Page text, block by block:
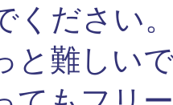
ください
と難しい